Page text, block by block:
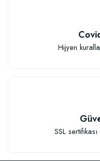
Hijyen
SSL